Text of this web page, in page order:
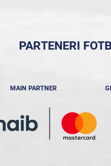
PARTENERI
MAIN PARTNER